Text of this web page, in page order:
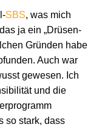
SBS, was mich
ja ein „Drüsen-
Gründen habe
Auch war
gewesen. Ich
und die
so stark, dass